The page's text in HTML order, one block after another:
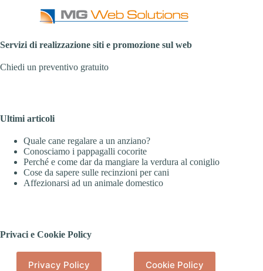
Servizi di realizzazione siti e promozione sul web
Chiedi un preventivo gratuito
Ultimi articoli
Quale cane regalare a un anziano?
Conosciamo i pappagalli cocorite
Perché e come dar da mangiare la verdura al coniglio
Cose da sapere sulle recinzioni per cani
Affezionarsi ad un animale domestico
Privaci e Cookie Policy
Privacy Policy Cookie Policy